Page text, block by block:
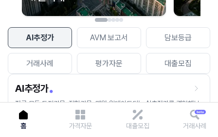
AI추정가 AVM 보고서 담보등급
거래사례 평가자문 대출모집
AI추정가
전국 모든 토지건물, 집합건물, 매월 업데이트되는 AI추정가를 경험해보
세요.
홈 가격자문 대출모집 거래사례